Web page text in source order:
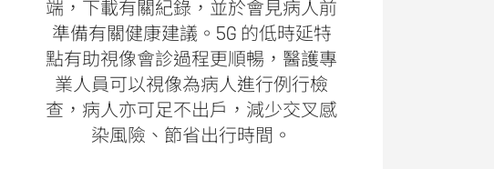
端，下載有關紀錄，並於會見病人前
準備有關健康建議。5G 的低時延特
點有助視像會診過程更順暢，醫護專
業人員可以視像為病人進行例行檢
查，病人亦可足不出戶，減少交叉感
染風險、節省出行時間。